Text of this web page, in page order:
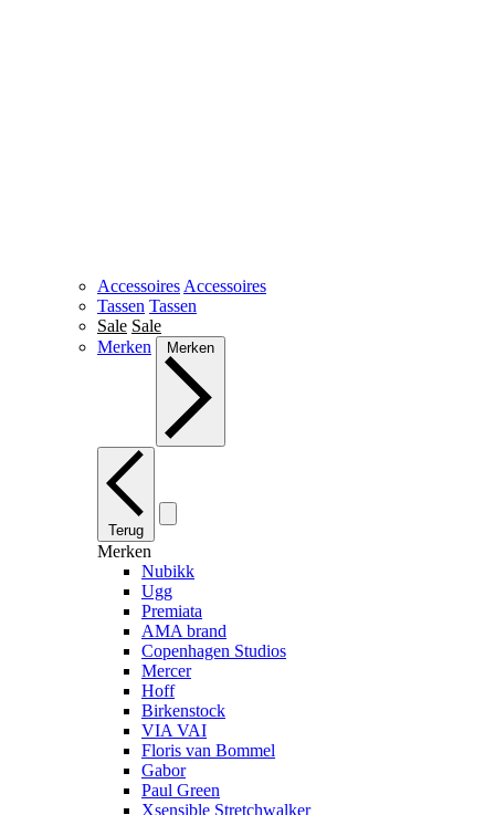
Accessoires Accessoires
Tassen Tassen
Sale Sale
Merken
Merken
Terug
Merken
Nubikk
Ugg
Premiata
AMA brand
Copenhagen Studios
Mercer
Hoff
Birkenstock
VIA VAI
Floris van Bommel
Gabor
Paul Green
Xsensible Stretchwalker